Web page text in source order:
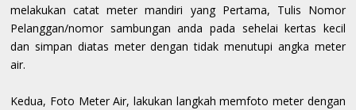
melakukan catat meter mandiri yang Pertama, Tulis Nomor
Pelanggan/nomor sambungan anda pada sehelai kertas kecil
dan simpan diatas meter dengan tidak menutupi angka meter
air.
Kedua, Foto Meter Air, lakukan langkah memfoto meter dengan